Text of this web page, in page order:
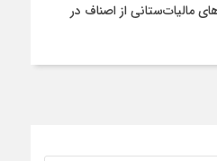
مالیات‌ستانی از اصناف در